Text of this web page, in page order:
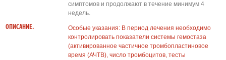
симптомов и продолжают в течение минимум 4
недель.
ОПИСАНИЕ.
Особые указания: В период лечения необходимо
контролировать показатели системы гемостаза
(активированное частичное тромбопластиновое
время (АЧТВ), число тромбоцитов, тесты